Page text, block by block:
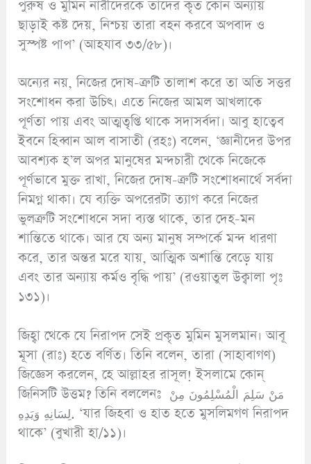
পুরুষ ও মুমিন নারীদেরকে তাদের কৃত কোন অন্যায়
ছাড়াই কষ্ট দেয়, নিশ্চয় তারা বহন করবে অপবাদ ও
সুস্পষ্ট পাপ’ (আহযাব ৩৩/৫৮)।
অন্যের নয়, নিজের দোষ-ত্রুটি তালাশ করে তা অতি সত্তর
সংশোধন করা উচিৎ। এতে নিজের আমল আখলাকে
পূর্ণতা পায় এবং আত্মতৃপ্তি থাকে সদাসর্বদা। আবু হাত্বেব
ইবনে হিব্বান আল বাসাতী (রহঃ) বলেন, ‘জ্ঞানীদের উপর
আবশ্যক হ’ল অপর মানুষের মন্দচারী থেকে নিজেকে
পূর্ণভাবে মুক্ত রাখা, নিজের দোষ-ত্রুটি সংশোধনার্থে সর্বদা
নিমগ্ন থাকা। যে ব্যক্তি অপরেরটা ত্যাগ করে নিজের
ভুলত্রুটি সংশোধনে সদা ব্যস্ত থাকে, তার দেহ-মন
শান্তিতে থাকে। আর যে অন্য মানুষ সম্পর্কে মন্দ ধারণা
করে, তার অন্তর মরে যায়, আত্মিক অশান্তি বেড়ে যায়
এবং তার অন্যায় কর্মও বৃদ্ধি পায়’ (রওয়াতুল উক্বালা পৃঃ
১৩১)।
জিহ্বা থেকে যে নিরাপদ সেই প্রকৃত মুমিন মুসলমান। আবূ
মূসা (রাঃ) হতে বর্ণিত। তিনি বলেন, তারা (সাহাবাগণ)
জিজ্ঞেস করলেন, হে আল্লাহর রাসূল! ইসলামে কোন্
জিনিসটি উত্তম? তিনি বললেনঃ مَنْ سَلِمَ الْمُسْلِمُونَ مِنْ
لِسَانِهِ وَيَدِهِ. ‘যার জিহবা ও হাত হতে মুসলিমগণ নিরাপদ
থাকে’ (বুখারী হা/১১)।